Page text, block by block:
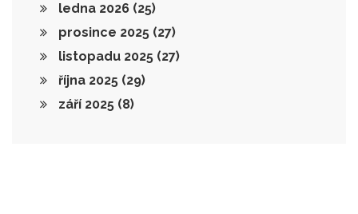
ledna 2026 (25)
prosince 2025 (27)
listopadu 2025 (27)
října 2025 (29)
září 2025 (8)